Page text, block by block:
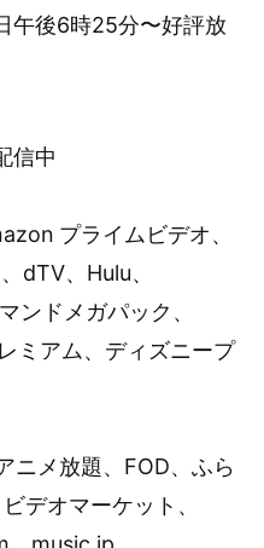
午後6時25分〜好評放
信中
プライムビデオ、
dTV、Hulu、
ンドメガパック、
ミアム、ディズニープ
ニメ放題、FOD、ふら
デオマーケット、